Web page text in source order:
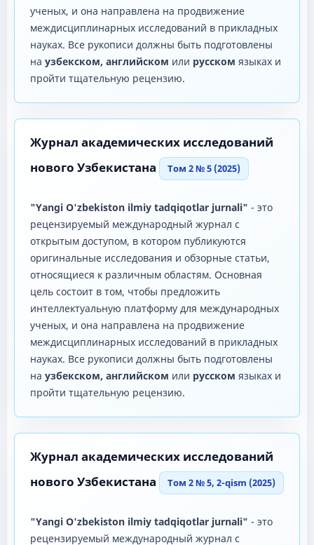
ученых, и она направлена ​​на продвижение
междисциплинарных исследований в прикладных
науках. Все рукописи должны быть подготовлены
на узбекском, английском или русском языках и
пройти тщательную рецензию.
Журнал академических исследований
нового Узбекистана
Том 2 № 5 (2025)
"Yangi O'zbekiston ilmiy tadqiqotlar jurnali" - это
рецензируемый международный журнал с
открытым доступом, в котором публикуются
оригинальные исследования и обзорные статьи,
относящиеся к различным областям. Основная
цель состоит в том, чтобы предложить
интеллектуальную платформу для международных
ученых, и она направлена ​​на продвижение
междисциплинарных исследований в прикладных
науках. Все рукописи должны быть подготовлены
на узбекском, английском или русском языках и
пройти тщательную рецензию.
Журнал академических исследований
нового Узбекистана
Том 2 № 5, 2-qism (2025)
"Yangi O'zbekiston ilmiy tadqiqotlar jurnali" - это
рецензируемый международный журнал с